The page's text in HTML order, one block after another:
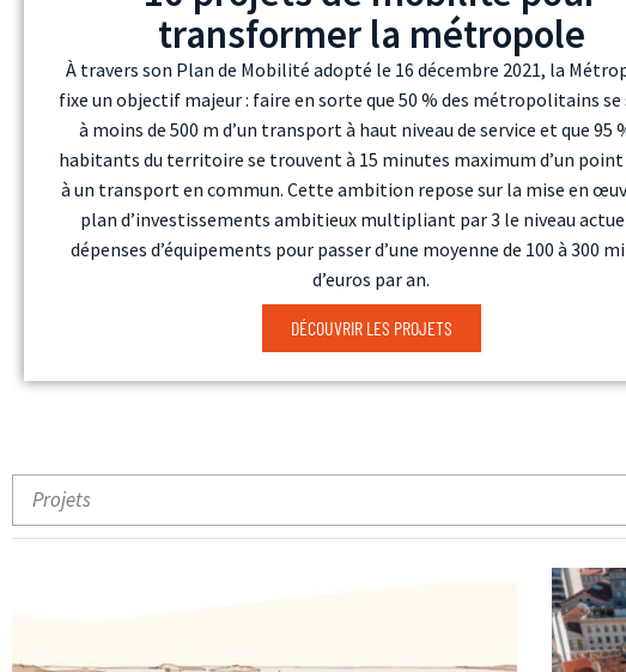
transformer la métropole
À travers son Plan de Mobilité adopté le 16 décembre 2021, la
fixe un objectif majeur : faire en sorte que 50 % des métropolitains
à moins de 500 m d’un transport à haut niveau de service et que 95
habitants du territoire se trouvent à 15 minutes maximum d’un point
à un transport en commun. Cette ambition repose sur la mise en
plan d’investissements ambitieux multipliant par 3 le niveau
dépenses d’équipements pour passer d’une moyenne de 100 à 300
d’euros par an.
DÉCOUVRIR LES PROJETS
Sélectionner un projet